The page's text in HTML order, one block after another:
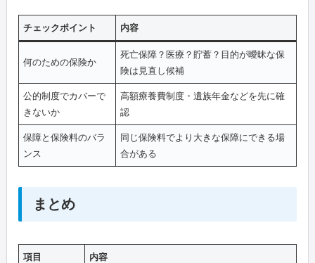
チェックポイント 内容
何のための保険か
死亡保障？医療？貯蓄？目的が曖昧な保
険は見直し候補
公的制度でカバーで
きないか
高額療養費制度・遺族年金などを先に確
認
保障と保険料のバラ
ンス
同じ保険料でより大きな保障にできる場
合がある
まとめ
項目 内容